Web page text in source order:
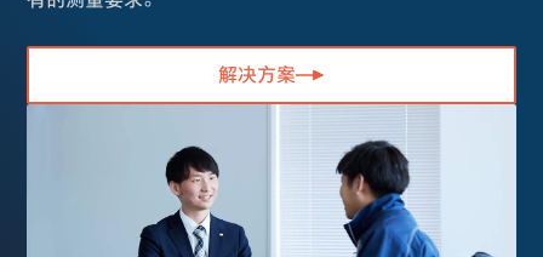
解决方案